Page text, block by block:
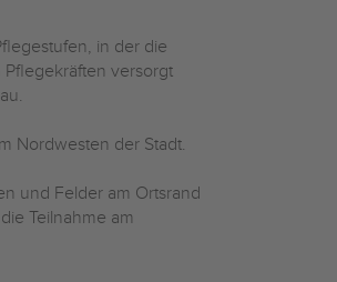
in der die
versorgt
Nordwesten der Stadt.
und Felder am Ortsrand
Teilnahme am